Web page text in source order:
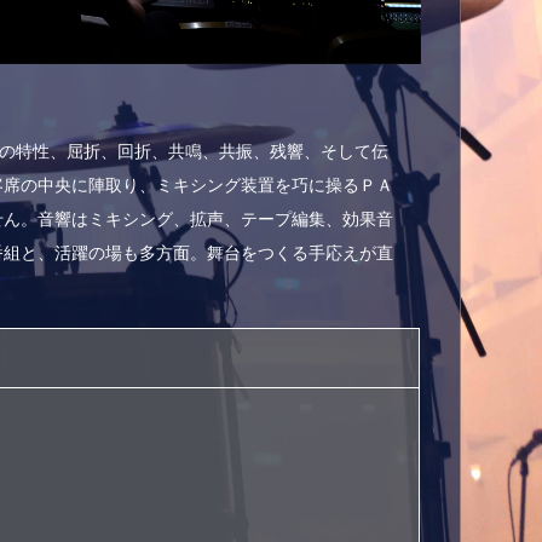
特性、屈折、回折、共鳴、共振、残響、そして伝
の中央に陣取り、ミキシング装置を巧に操るＰＡ
。音響はミキシング、拡声、テープ編集、効果音
と、活躍の場も多方面。舞台をつくる手応えが直